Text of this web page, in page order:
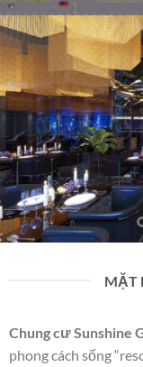
MẶT
Chung cư Sunshine
phong cách sống